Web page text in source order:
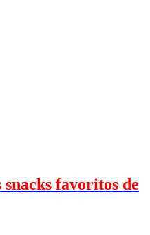
favoritos de